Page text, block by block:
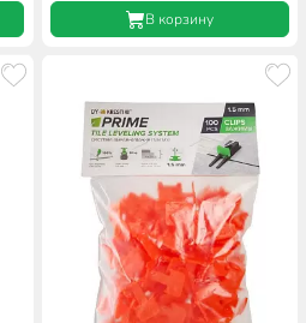
В корзину